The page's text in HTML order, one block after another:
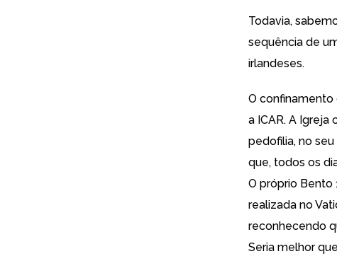
Todavia,
sequência de
irlandeses.
O
a ICAR. A
pedofilia, no
que, todos os
O próprio
realizada no
reconhecendo
Seria melhor